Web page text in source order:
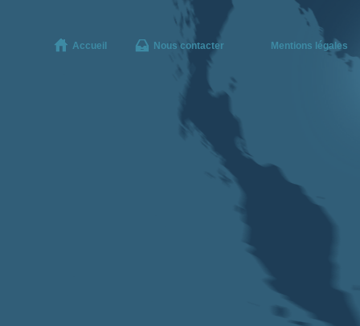
Accueil Nous contacter Mentions légales